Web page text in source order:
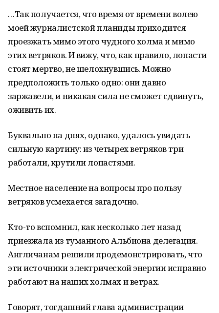
…Так получается, что время от времени волею
моей журналистской планиды приходится
проезжать мимо этого чудного холма и мимо
этих ветряков. И вижу, что, как правило, лопасти
стоят мертво, не шелохнувшись. Можно
предположить только одно: они давно
заржавели, и никакая сила не сможет сдвинуть,
оживить их.
Буквально на днях, однако, удалось увидать
сильную картину: из четырех ветряков три
работали, крутили лопастями.
Местное население на вопросы про пользу
ветряков усмехается загадочно.
Кто-то вспомнил, как несколько лет назад
приезжала из туманного Альбиона делегация.
Англичанам решили продемонстрировать, что
эти источники электрической энергии исправно
работают на наших холмах и ветрах.
Говорят, тогдашний глава администрации